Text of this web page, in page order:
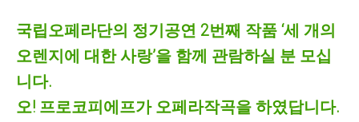
국립오페라단의 정기공연 2번째 작품 ‘세 개의
오렌지에 대한 사랑’을 함께 관람하실 분 모십
니다.
오! 프로코피에프가 오페라작곡을 하였답니다.